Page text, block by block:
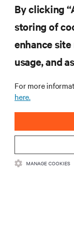
RECURSOS
CORPORATIVO
CONECTE-SE
By clicking
storing of
enhance
usage, and
For more
here.
MANAGE COOKIES